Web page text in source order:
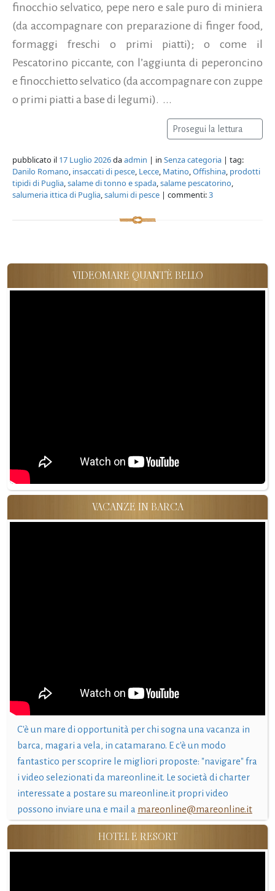
finocchio selvatico, pepe nero e sale puro di miniera
(da accompagnare con preparazione di finger food,
formaggi freschi o primi piatti); o come il
Pescatorino piccante, con l’aggiunta di peperoncino
e finocchietto selvatico (da accompagnare con zuppe
o primi piatti a base di legumi). ...
Prosegui la lettura
pubblicato il 17 Luglio 2026daadmin | in Senza categoria | tag:
Danilo Romano, insaccati di pesce, Lecce, Matino,Offishina, prodotti
tipidi di Puglia,salame di tonno e spada,salame pescatorino,
salumeria ittica di Puglia,salumi di pesce | commenti:3
VIDEOMARE QUANT'È BELLO
VACANZE IN BARCA
C'è un mare di opportunità per chi sogna una vacanza in
barca, magari a vela, in catamarano. E c'è un modo
fantastico per scoprire le migliori proposte: "navigare" fra
i video selezionati da mareonline.it. Le società di charter
interessate a postare su mareonline.it propri video
possono inviare una e mail a mareonline@mareonline.it
HOTEL E RESORT